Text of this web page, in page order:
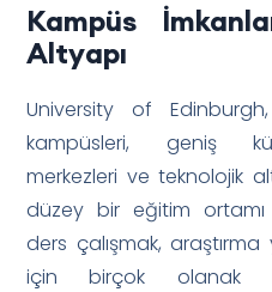
Kampüs
Altyapı
University of
kampüsleri, geniş
merkezleri ve teknolojik
düzey bir eğitim ortamı
ders çalışmak,
için birçok olanak